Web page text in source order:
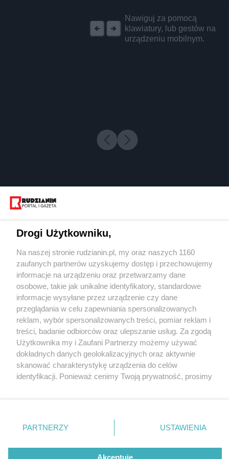
Nawiguj za pomocą
klawiatury, lub gestów na
urządzeniu mobilnym.
2 / 0
Wydawca mediów
Nie zapomnij
zapoznać się z:
polityką prywatności regulamin korzystania z portali
Twojemiasto
Piekary Śląskie
Chorzów
Tarnowskie Góry
Gliwice
Skontakuj sięz nami
Kontakt
Wydawca
Redakcja
Drogi Użytkowniku,
Na naszej stronie rudzianin.pl, my oraz naszych 1160
zaufanych partnerów uzyskujemy dostęp i przechowujemy
informacje na urządzeniu oraz przetwarzamy dane
osobowe, takie jak unikalne identyfikatory, standardowe
informacje wysyłane przez urządzenie czy dane
przeglądania w celu zapewniania spersonalizowanych
reklam, wybór spersonalizowanych treści, pomiar reklam i
treści, badanie odbiorców oraz ulepszanie usług. Za zgodą
Użytkownika my i Zaufani Partnerzy możemy używać
dokładnych danych geolokalizacyjnych oraz aktywnie
skanować charakterystykę urządzenia do celów
identyfikacji. Ponieważ cenimy Twoją prywatność, prosimy
prywatności znajdujący się w lewym dolnym rogu strony
. Niektóre rodzaje przetwarzania danych nie wymagają
zgody użytkownika, ale masz prawo sprzeciwić się
takiemu przetwarzaniu. Preferencje będą miały
PARTNERZY USTAWIENIA
Akceptuję